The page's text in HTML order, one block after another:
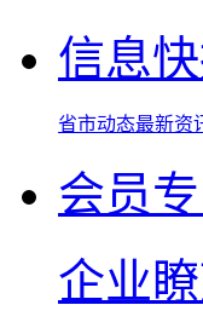
信息
省市动态最新资
会员
企业